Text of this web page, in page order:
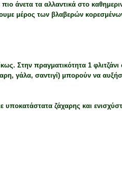
άνετα τα αλλαντικά στο
μέρος των βλαβερών
Στην πραγματικότητα 1 φλιτζάνι
γάλα, σαντιγί) μπορούν να
ζάχαρης και